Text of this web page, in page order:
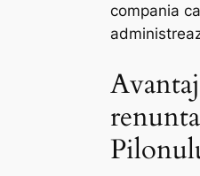
compania